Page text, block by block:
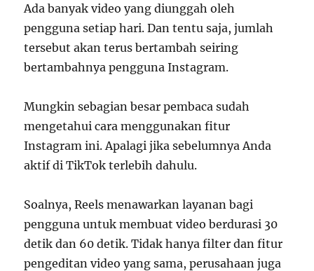
Ada banyak video yang diunggah oleh
pengguna setiap hari. Dan tentu saja, jumlah
tersebut akan terus bertambah seiring
bertambahnya pengguna Instagram.
Mungkin sebagian besar pembaca sudah
mengetahui cara menggunakan fitur
Instagram ini. Apalagi jika sebelumnya Anda
aktif di TikTok terlebih dahulu.
Soalnya, Reels menawarkan layanan bagi
pengguna untuk membuat video berdurasi 30
detik dan 60 detik. Tidak hanya filter dan fitur
pengeditan video yang sama, perusahaan juga